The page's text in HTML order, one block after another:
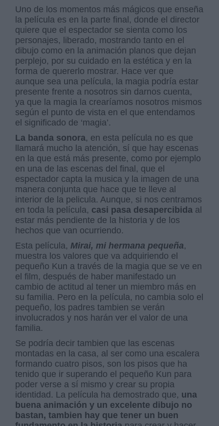
Uno de los momentos más mágicos que enseña
la película es en la parte final, donde el director
quiere que el espectador se sienta como los
personajes, liberado, mostrando tanto en el
dibujo como en la animación planos que dejan
perplejo, por su cuidado en la estética y en la
forma de quererlo mostrar. Hace ver que
aunque sea una película, la magia podría estar
presente frente a nosotros sin darnos cuenta,
ya que la magia la crearíamos nosotros mismos
según el punto de vista en el que entendamos
el significado de ‘magia’.
La banda sonora, en esta película no es que
llamará mucho la atención, sí que hay escenas
en la que está más presente, como por ejemplo
en una de las escenas del final, que el
espectador capta la musica y la imagen de una
manera conjunta que hace que te lleve al
interior de la pelicula. Aunque, si nos centramos
en toda la película, casi pasa desapercibida al
estar más pendiente de la historia y de los
hechos que van ocurriendo.
Esta película,Mirai, mi hermana pequeña,
muestra los valores que va adquiriendo el
pequeño Kun a través de la magia que se ve en
el film, después de haber manifestado un
cambio de actitud al tener un miembro más en
su familia. Pero en la película, no cambia solo el
pequeño, los padres tambien se verán
involucrados y nos harán ver el valor de una
familia.
Se podría decir tambien que las escenas
montadas en la casa, al ser como una escalera
formando cuatro pisos, son los pisos que ha
tenido que ir superando el pequeño Kun para
poder verse a sí mismo y crear su propia
identidad. La película ha demostrado que, una
buena animación y un excelente dibujo no
bastan, tambien hay que tener un buen